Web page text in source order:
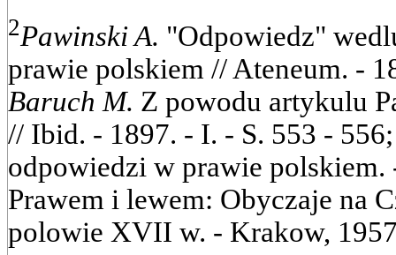
2Pawinski A. "Odpowiedz"
prawie polskiem // Ateneum. -
Baruch M. Z powodu artykulu
// Ibid. - 1897. - I. - S. 553 -
odpowiedzi w prawie
Prawem і lewem: Obyczaje na
polowie XVII w. - Krakow,